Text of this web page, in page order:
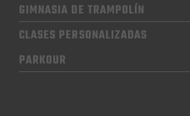
GIMNASIA DE TRAMPOLÍN
CLASES PERSONALIZADAS
PARKOUR